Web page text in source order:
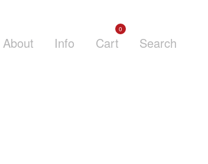
About Info Cart
0
Search